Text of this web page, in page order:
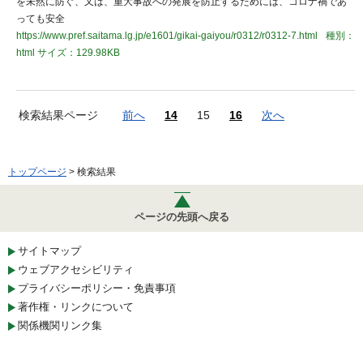
っても安全
https://www.pref.saitama.lg.jp/e1601/gikai-gaiyou/r0312/r0312-7.html
種別：
html サイズ：129.98KB
検索結果ページ 前へ 14 15 16 次へ
トップページ > 検索結果
ページの先頭へ戻る
サイトマップ
ウェブアクセシビリティ
プライバシーポリシー・免責事項
著作権・リンクについて
関係機関リンク集